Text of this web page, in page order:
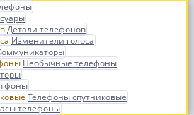
Детали телефонов
Изменители голоса
Необычные телефоны
Телефоны спутниковые
телефоны